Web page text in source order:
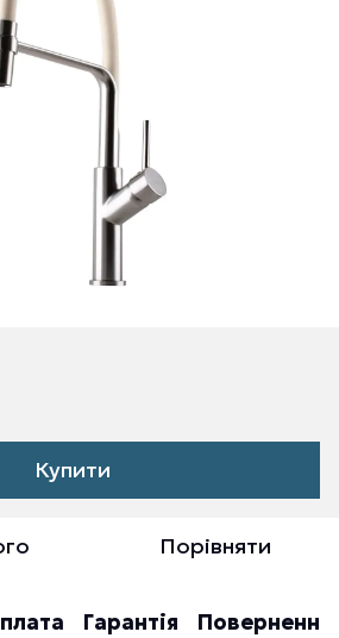
Купити
Порівняти
Гарантія Повернення